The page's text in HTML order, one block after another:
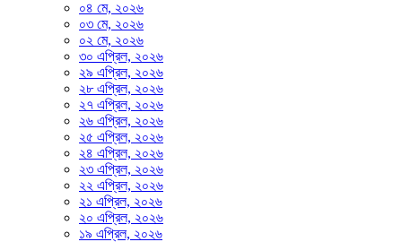
০৪ মে, ২০২৬
০৩ মে, ২০২৬
০২ মে, ২০২৬
৩০ এপ্রিল, ২০২৬
২৯ এপ্রিল, ২০২৬
২৮ এপ্রিল, ২০২৬
২৭ এপ্রিল, ২০২৬
২৬ এপ্রিল, ২০২৬
২৫ এপ্রিল, ২০২৬
২৪ এপ্রিল, ২০২৬
২৩ এপ্রিল, ২০২৬
২২ এপ্রিল, ২০২৬
২১ এপ্রিল, ২০২৬
২০ এপ্রিল, ২০২৬
১৯ এপ্রিল, ২০২৬